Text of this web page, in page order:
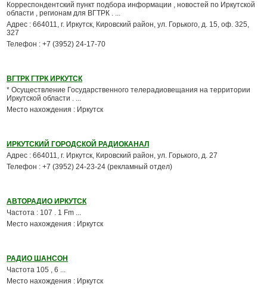
Корреспондентский пункт подбора информации , новостей по Иркутской
области , регионам для ВГТРК . ...
Адрес : 664011, г. Иркутск, Кировский район, ул. Горького, д. 15, оф. 325,
327
Телефон : +7 (3952) 24-17-70
ВГТРК ГТРК ИРКУТСК
* Осуществление Государственного телерадиовещания на территории
Иркутской области . ...
Место нахождения : Иркутск
ИРКУТСКИЙ ГОРОДСКОЙ РАДИОКАНАЛ
Адрес : 664011, г. Иркутск, Кировский район, ул. Горького, д. 27
Телефон : +7 (3952) 24-23-24 (рекламный отдел)
АВТОРАДИО ИРКУТСК
Частота : 107 . 1 Fm ...
Место нахождения : Иркутск
РАДИО ШАНСОН
Частота 105 , 6 ...
Место нахождения : Иркутск